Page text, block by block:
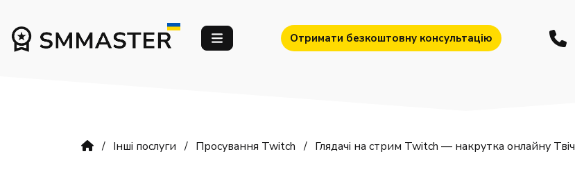
Отримати безкоштовну консультацію
Інші послуги Просування Twitch Глядачі на стрим Twitch — накрутка онлайну Твіч